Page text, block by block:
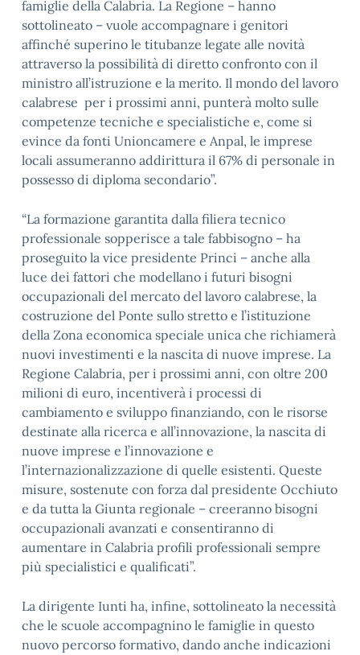
famiglie della Calabria. La Regione – hanno
sottolineato – vuole accompagnare i genitori
affinché superino le titubanze legate alle novità
attraverso la possibilità di diretto confronto con il
ministro all’istruzione e la merito. Il mondo del lavoro
calabrese per i prossimi anni, punterà molto sulle
competenze tecniche e specialistiche e, come si
evince da fonti Unioncamere e Anpal, le imprese
locali assumeranno addirittura il 67% di personale in
possesso di diploma secondario”.
“La formazione garantita dalla filiera tecnico
professionale sopperisce a tale fabbisogno – ha
proseguito la vice presidente Princi – anche alla
luce dei fattori che modellano i futuri bisogni
occupazionali del mercato del lavoro calabrese, la
costruzione del Ponte sullo stretto e l’istituzione
della Zona economica speciale unica che richiamerà
nuovi investimenti e la nascita di nuove imprese. La
Regione Calabria, per i prossimi anni, con oltre 200
milioni di euro, incentiverà i processi di
cambiamento e sviluppo finanziando, con le risorse
destinate alla ricerca e all’innovazione, la nascita di
nuove imprese e l’innovazione e
l’internazionalizzazione di quelle esistenti. Queste
misure, sostenute con forza dal presidente Occhiuto
e da tutta la Giunta regionale – creeranno bisogni
occupazionali avanzati e consentiranno di
aumentare in Calabria profili professionali sempre
più specialistici e qualificati”.
La dirigente Iunti ha, infine, sottolineato la necessità
che le scuole accompagnino le famiglie in questo
nuovo percorso formativo, dando anche indicazioni